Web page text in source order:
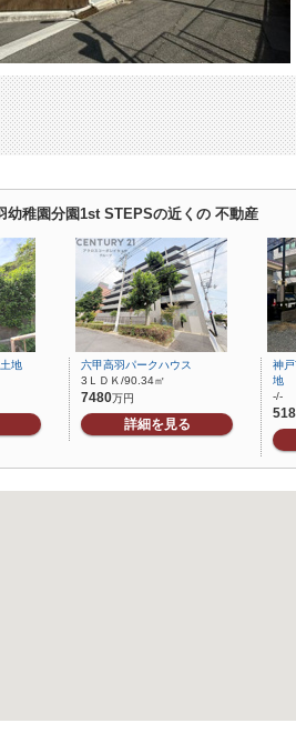
幼稚園分園1st STEPSの近くの 不動産
地
六甲高羽パークハウス
3ＬＤＫ/90.34㎡
7480万円
詳細を見る
神
地
-/-